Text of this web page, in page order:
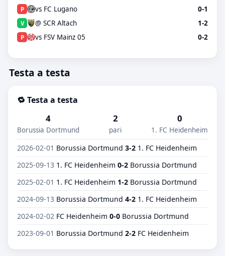
P vs FC Lugano 0-1
V @ SCR Altach 1-2
P vs FSV Mainz 05 0-2
Testa a testa
🔁 Testa a testa
4
Borussia Dortmund
2
pari
0
1. FC Heidenheim
2026-02-01 Borussia Dortmund 3-2 1. FC Heidenheim
2025-09-13 1. FC Heidenheim 0-2 Borussia Dortmund
2025-02-01 1. FC Heidenheim 1-2 Borussia Dortmund
2024-09-13 Borussia Dortmund 4-2 1. FC Heidenheim
2024-02-02 FC Heidenheim 0-0 Borussia Dortmund
2023-09-01 Borussia Dortmund 2-2 FC Heidenheim